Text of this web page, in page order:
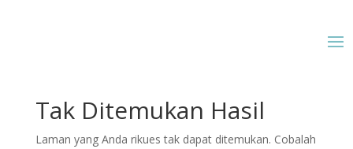
Tak Ditemukan Hasil
Laman yang Anda rikues tak dapat ditemukan. Cobalah